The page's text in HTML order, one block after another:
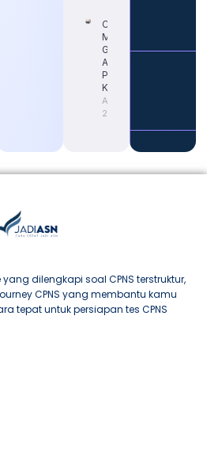
Cara
Memahami
Gaji Guru
ASN untuk
Persiapan
Karier
August 4,
2026
dilengkapi soal CPNS terstruktur,
CPNS yang membantu kamu
tepat untuk persiapan tes CPNS